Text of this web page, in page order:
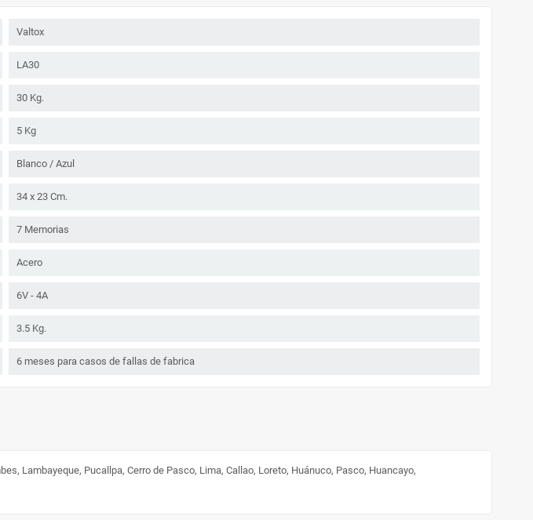
Valtox
LA30
30 Kg.
5 Kg
Blanco / Azul
34 x 23 Cm.
7 Memorias
Acero
6V - 4A
3.5 Kg.
6 meses para casos de fallas de fabrica
Lambayeque, Pucallpa, Cerro de Pasco, Lima, Callao, Loreto, Huánuco, Pasco, Huancayo,